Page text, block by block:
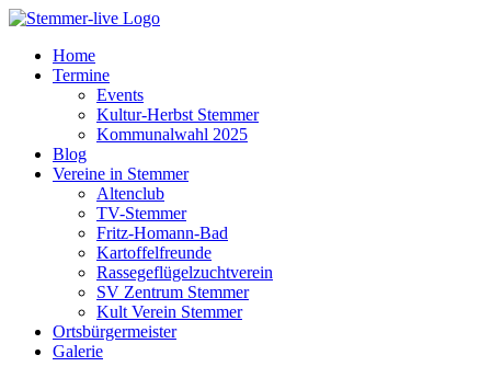
Home
Termine
Events
Kultur-Herbst Stemmer
Kommunalwahl 2025
Blog
Vereine in Stemmer
Altenclub
TV-Stemmer
Fritz-Homann-Bad
Kartoffelfreunde
Rassegeflügelzuchtverein
SV Zentrum Stemmer
Kult Verein Stemmer
Ortsbürgermeister
Galerie